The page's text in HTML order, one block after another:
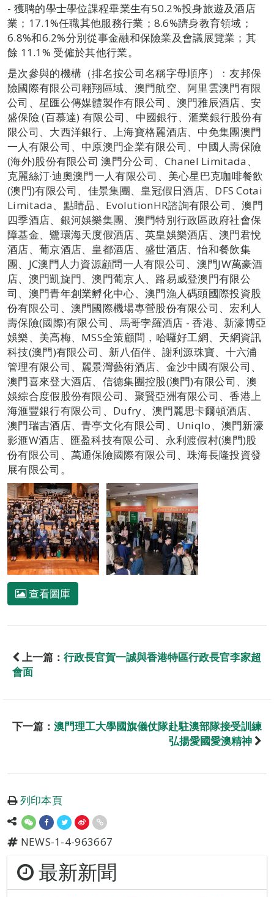
- 獲聘的學士學位課程畢業生有50.2%投身旅遊及酒店
業；17.1%任職其他服務行業；8.6%躋身教育領域；
6.8%和6.2%分別從事金融和保險業及會議展覽業；其
餘 11.1% 受僱於其他行業。
是次參與的機構（排名按公司名稱字母順序）﹕友邦保
險國際有限公司翱翔區域、澳門航空、阿里雲澳門有限
公司、星匯公傳媒體製作有限公司、澳門雅辰酒店、安
盛保險 (百慕達) 有限公司、中國銀行、滙業銀行股份有
限公司、大西洋銀行、上海寶格麗酒店、中免集團澳門
一人有限公司、中原澳門企業有限公司、中國人壽保險
(海外)股份有限公司 澳門分公司、Chanel Limitada、
克麗絲汀‧迪奧澳門一人有限公司、美心星巴克咖啡餐飲
(澳門)有限公司、佳景集團、皇冠假日酒店、DFS Cotai
Limitada、點睛品、EvolutionHR諮詢有限公司、澳門
四季酒店、銀河娛樂集團、澳門特別行政區政府社會保
障基金、鷺環海天度假酒店、英皇娛樂酒店、澳門君悅
酒店、葡京酒店、皇都酒店、盛世酒店、怡和餐飲集
團、JC澳門人力資源顧問一人有限公司、澳門JW萬豪酒
店、澳門凱旋門、澳門葡京人、路易威登澳門有限公
司、澳門青年創業孵化中心、澳門漁人碼頭國際投資股
份有限公司、澳門國際機場專營股份有限公司、宏利人
壽保險(國際)有限公司、馬哥孛羅酒店 - 香港、新濠博亞
娛樂、美高梅、MSS全策顧問，哈囉好工網、天網資訊
科技(澳門)有限公司、新八佰伴、謝利源珠寶、十六浦
管理有限公司、麗景灣藝術酒店、金沙中國有限公司、
澳門喜來登大酒店、信德集團控股(澳門)有限公司、澳
娛綜合度假股份有限公司、聚賢亞洲有限公司、香港上
海滙豐銀行有限公司、Dufry、澳門麗思卡爾頓酒店、
澳門瑞吉酒店、青亭文化有限公司、Uniqlo、澳門新濠
影滙W酒店、匯盈科技有限公司、永利渡假村(澳門)股
份有限公司、萬通保險國際有限公司、珠海長隆投資發
展有限公司。
查看圖庫
上一篇： 行政長官賀一誠與香港特區行政長官李家超
會面
下一篇： 澳門理工大學國旗儀仗隊赴駐澳部隊接受訓練
弘揚愛國愛澳精神
列印本頁
NEWS-1-4-963667
最新新聞